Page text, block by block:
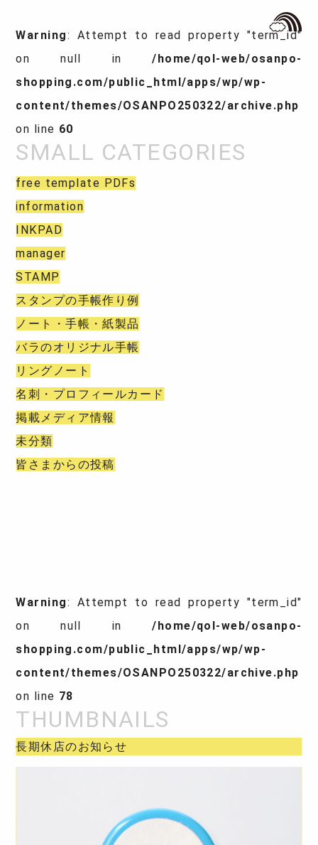
Warning: Attempt to read property "term_id"
on null in/home/qol-web/osanpo-
shopping.com/public_html/apps/wp/wp-
content/themes/OSANPO250322/archive.php
on line 60
free template PDFs
information
INKPAD
manager
STAMP
スタンプの手帳作り例
ノート・手帳・紙製品
バラのオリジナル手帳
リングノート
名刺・プロフィールカード
掲載メディア情報
未分類
皆さまからの投稿
Warning: Attempt to read property "term_id"
on null in/home/qol-web/osanpo-
shopping.com/public_html/apps/wp/wp-
content/themes/OSANPO250322/archive.php
on line 78
長期休店のお知らせ